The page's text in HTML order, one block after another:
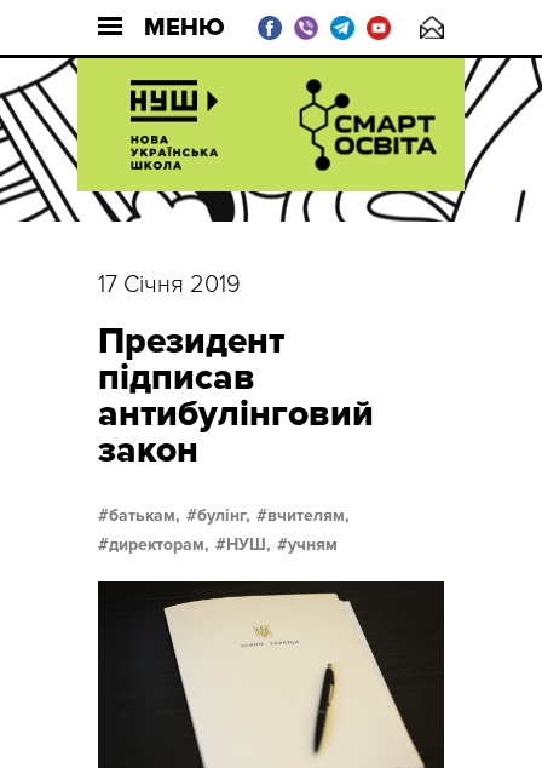
МЕНЮ
17 Січня 2019
Президент
підписав
антибулінговий
закон
батькам, булінг,
вчителям,
директорам,
НУШ, учням